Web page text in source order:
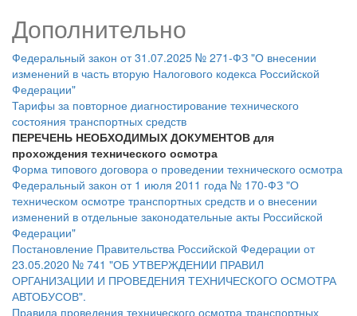
Дополнительно
Федеральный закон от 31.07.2025 № 271-ФЗ "О внесении
изменений в часть вторую Налогового кодекса Российской
Федерации"
Тарифы за повторное диагностирование технического
состояния транспортных средств
ПЕРЕЧЕНЬ НЕОБХОДИМЫХ ДОКУМЕНТОВ для
прохождения технического осмотра
Форма типового договора о проведении технического осмотра
Федеральный закон от 1 июля 2011 года № 170-ФЗ "О
техническом осмотре транспортных средств и о внесении
изменений в отдельные законодательные акты Российской
Федерации"
Постановление Правительства Российской Федерации от
23.05.2020 № 741 "ОБ УТВЕРЖДЕНИИ ПРАВИЛ
ОРГАНИЗАЦИИ И ПРОВЕДЕНИЯ ТЕХНИЧЕСКОГО ОСМОТРА
АВТОБУСОВ".
Правила проведения технического осмотра транспортных